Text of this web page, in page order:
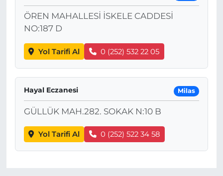
ÖREN MAHALLESİ İSKELE CADDESİ
NO:187 D
Yol Tarifi Al 0 (252) 532 22 05
Hayal Eczanesi Milas
GÜLLÜK MAH.282. SOKAK N:10 B
Yol Tarifi Al 0 (252) 522 34 58